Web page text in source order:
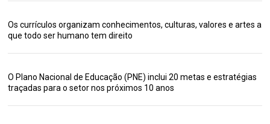
Os currículos organizam conhecimentos, culturas, valores e artes a
que todo ser humano tem direito
O Plano Nacional de Educação (PNE) inclui 20 metas e estratégias
traçadas para o setor nos próximos 10 anos